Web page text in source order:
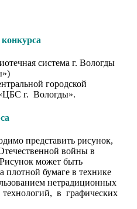
система г. Вологды
городской
г. Вологды».
представить рисунок,
войны в
Рисунок может быть
бумаге в технике
нетрадиционных
в графических